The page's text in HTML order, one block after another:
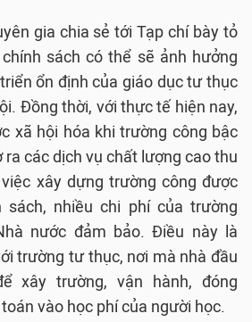
gia chia sẻ tới Tạp chí bày tỏ
sách có thể sẽ ảnh hưởng
ổn định của giáo dục tư thục
Đồng thời, với thực tế hiện nay,
xã hội hóa khi trường công bậc
các dịch vụ chất lượng cao thu
xây dựng trường công được
nhiều chi phí của trường
nước đảm bảo. Điều này là
trường tư thục, nơi mà nhà đầu
xây trường, vận hành, đóng
vào học phí của người học.